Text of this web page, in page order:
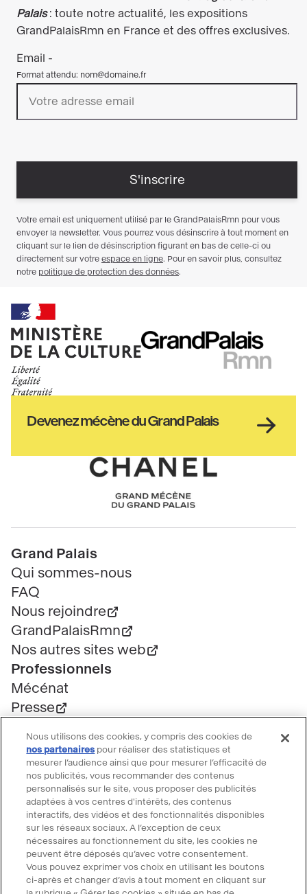
Ministère
de
la
Haut
de
Devenez mécène du Grand Palais
Chanel
Pied
de
page
Grand Palais
Qui sommes-nous
FAQ
Nous rejoindre
GrandPalaisRmn
Nos autres sites web
Professionnels
Mécénat
Presse
Location d'espaces
Billetterie
Billetterie groupe
Service client
FAQ Billetterie
CGV
Règlement de visite
Suivre le Grand Palais
Nous utilisons des cookies, y compris des cookies de
nos partenaires pour réaliser des statistiques et
mesurer l’audience ainsi que pour mesurer l’efficacité de
nos publicités, vous recommander des contenus
personnalisés sur le site, vous proposer des publicités
adaptées à vos centres d'intérêts, des contenus
interactifs, des vidéos et des fonctionnalités disponibles
sur les réseaux sociaux. A l’exception de ceux
nécessaires au fonctionnement du site, les cookies ne
peuvent être déposés qu’avec votre consentement.
Vous pouvez exprimer vos choix en utilisant les boutons
ci-après et changer d’avis à tout moment en cliquant sur